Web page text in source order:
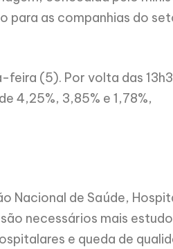
para as companhias do
feira (5). Por volta das
4,25%, 3,85% e 1,78%,
Nacional de Saúde,
necessários mais
e queda de